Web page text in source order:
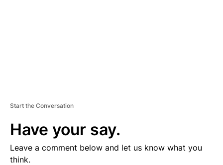
Start the Conversation
Have your say.
Leave a comment below and let us know what you
think.